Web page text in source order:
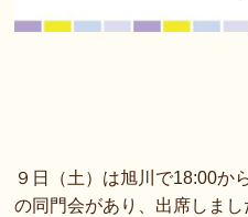
９日（土）は旭川で18:00か
の同門会があり、出席しまし